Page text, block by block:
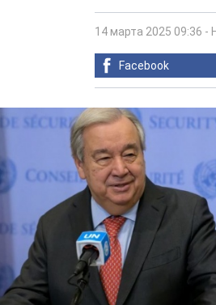
14 марта 2025 09:36 -
Facebook